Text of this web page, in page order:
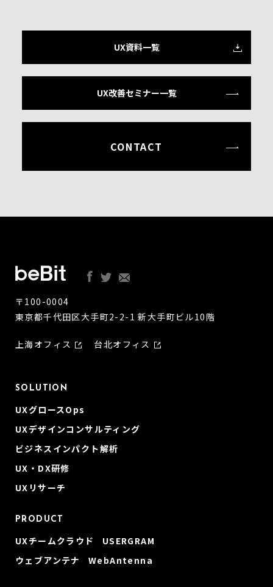
UX資料一覧
UX改善セミナー一覧
CONTACT
〒100-0004
東京都千代田区大手町2-2-1 新大手町ビル10階
上海オフィス 台北オフィス
SOLUTION
UXグロースOps
UXデザインコンサルティング
ビジネスインパクト解析
UX・DX研修
UXリサーチ
PRODUCT
UXチームクラウド USERGRAM
ウェブアンテナ WebAntenna